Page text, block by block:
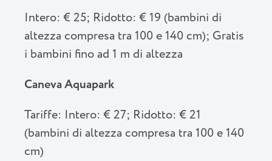
Intero: € 25; Ridotto: € 19 (bambini di
altezza compresa tra 100 e 140 cm); Gratis
i bambini fino ad 1 m di altezza
Caneva Aquapark
Tariffe: Intero: € 27; Ridotto: € 21
(bambini di altezza compresa tra 100 e 140
cm)